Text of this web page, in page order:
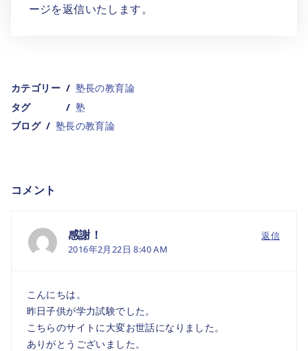
ージを返信いたします。
カテゴリー
塾長の教育論
タグ
塾
ブログ
塾長の教育論
コメント
感謝！
2016年2月22日 8:40 AM
返信
こんにちは。
昨日子供が学力試験でした。
こちらのサイトに大変お世話になりました。
ありがとうございました。